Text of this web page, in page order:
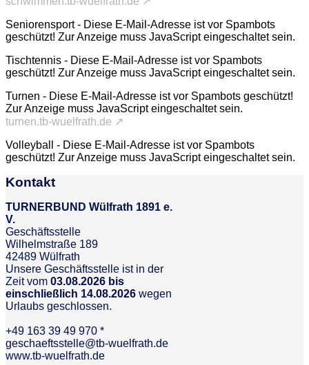
Seniorensport - Diese E-Mail-Adresse ist vor Spambots
geschützt! Zur Anzeige muss JavaScript eingeschaltet sein.
Tischtennis - Diese E-Mail-Adresse ist vor Spambots
geschützt! Zur Anzeige muss JavaScript eingeschaltet sein.
Turnen - Diese E-Mail-Adresse ist vor Spambots geschützt!
Zur Anzeige muss JavaScript eingeschaltet sein.
turnen.tb-wuelfrath.de ↗
Volleyball - Diese E-Mail-Adresse ist vor Spambots
geschützt! Zur Anzeige muss JavaScript eingeschaltet sein.
Kontakt
TURNERBUND Wülfrath 1891 e.
V.
Geschäftsstelle
Wilhelmstraße 189
42489 Wülfrath
Unsere Geschäftsstelle ist in der
Zeit vom 03.08.2026 bis
einschließlich 14.08.2026 wegen
Urlaubs geschlossen.
+49 163 39 49 970 *
geschaeftsstelle@tb-wuelfrath.de
www.tb-wuelfrath.de